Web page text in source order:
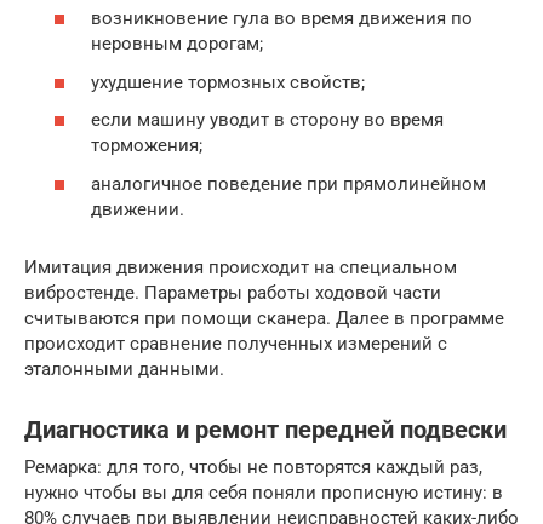
возникновение гула во время движения по
неровным дорогам;
ухудшение тормозных свойств;
если машину уводит в сторону во время
торможения;
аналогичное поведение при прямолинейном
движении.
Имитация движения происходит на специальном
вибростенде. Параметры работы ходовой части
считываются при помощи сканера. Далее в программе
происходит сравнение полученных измерений с
эталонными данными.
Диагностика и ремонт передней подвески
Ремарка: для того, чтобы не повторятся каждый раз,
нужно чтобы вы для себя поняли прописную истину: в
80% случаев при выявлении неисправностей каких-либо